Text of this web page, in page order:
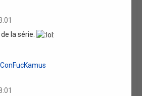
la série.
ConFucKamus